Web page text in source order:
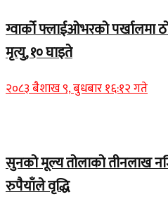
ग्वार्को फ्लाईओभरको
मृत्यु, १० घाइते
२०८३ बैशाख ९, बुधबार १६:१२ गते
सुनको मूल्य तोलाको तीनलाख
रुपैयाँले वृद्धि